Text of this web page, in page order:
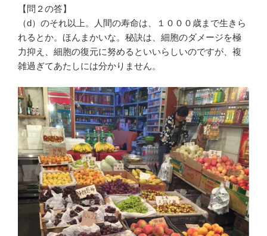
【問２の答】
（d）のそれ以上。人間の寿命は、１０００歳まで生きら
れるとか。ほんまかいな。秘訣は、細胞のダメージを極
力抑え、細胞の復元に努めるといいらしいのですが、複
雑過ぎてあたしには分かりません。